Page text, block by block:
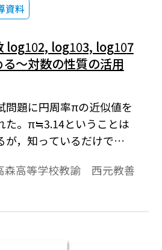
資料
log102, log103, log107
～対数の性質の活用
問題に円周率πの近似値を
た。π≒3.14ということは
が，知っているだけでは
かが問われるものであっ
log107≒0.8451はどのよ
森高等学校教諭 西元教善